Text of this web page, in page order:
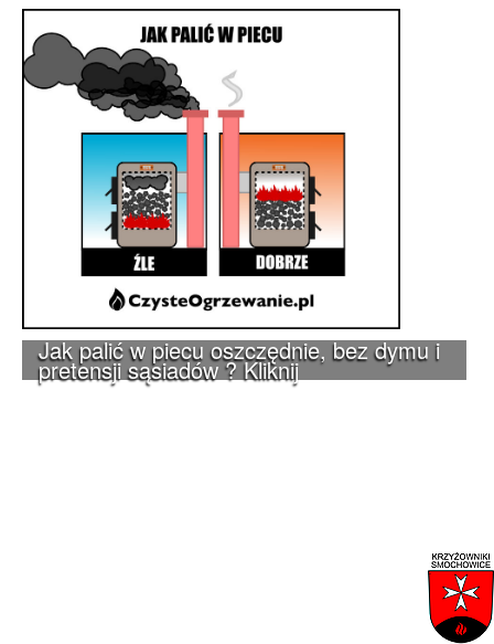
Jak palić w piecu oszczędnie, bez dymu i
pretensji sąsiadów ? Kliknij